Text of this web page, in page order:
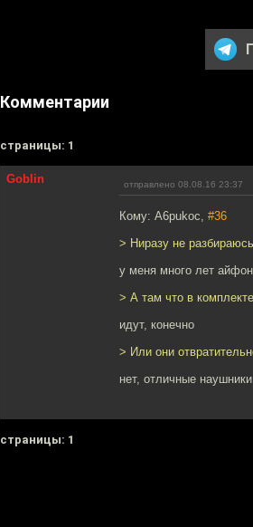
Комментарии
cтраницы: 1
Goblin отправлено 08.08.16 23:37
Кому: A6pukoc, #36
> Ниразу не
у меня много лет
> А там что в
идут, конечно
> Или они
нет, отличные наушники
cтраницы: 1